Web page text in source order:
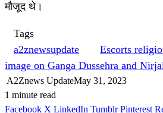
मौजूद थे।
Tags
a2znewsupdate
Escorts
image on Ganga Dussehra and
A2Znews UpdateMay 31, 2023
1 minute read
Facebook X LinkedIn Tumblr Pinterest